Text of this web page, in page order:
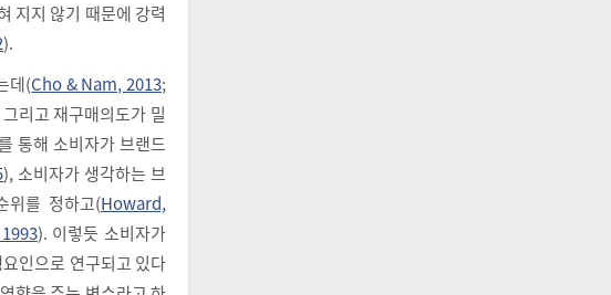
지지 않기 때문에 강력
).
데(Cho & Nam, 2013;
리고 재구매의도가 밀
통해 소비자가 브랜드
), 소비자가 생각하는 브
위를 정하고(Howard,
). 이렇듯 소비자가
인으로 연구되고 있다